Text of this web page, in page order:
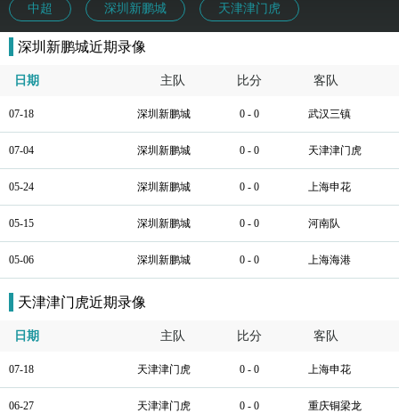
中超 深圳新鹏城 天津津门虎
深圳新鹏城近期录像
日期 主队 比分 客队
07-18 深圳新鹏城 0 - 0 武汉三镇
07-04 深圳新鹏城 0 - 0 天津津门虎
05-24 深圳新鹏城 0 - 0 上海申花
05-15 深圳新鹏城 0 - 0 河南队
05-06 深圳新鹏城 0 - 0 上海海港
天津津门虎近期录像
日期 主队 比分 客队
07-18 天津津门虎 0 - 0 上海申花
06-27 天津津门虎 0 - 0 重庆铜梁龙